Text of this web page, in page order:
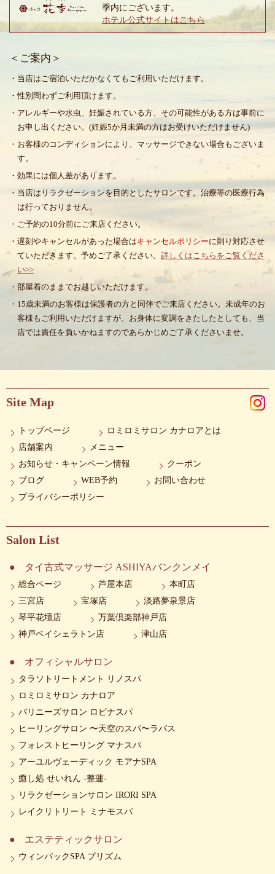
季内にございます。
ホテル公式サイトはこちら
＜ご案内＞
・当店はご宿泊いただかなくてもご利用いただけます。
・性別問わずご利用頂けます。
・アレルギーや水虫、妊娠されている方、その可能性がある方は事前に
お申し出ください。(妊娠5か月未満の方はお受けいただけません)
・お客様のコンディションにより、マッサージできない場合もございま
す。
・効果には個人差があります。
・当店はリラクゼーションを目的としたサロンです。治療等の医療行為
は行っておりません。
・ご予約の10分前にご来店ください。
・遅刻やキャンセルがあった場合はキャンセルポリシーに則り対応させ
ていただきます。予めご了承ください。 詳しくはこちらをご覧くださ
い>>
・部屋着のままでお越しいただけます。
・15歳未満のお客様は保護者の方と同伴でご来店ください。未成年のお
客様もご利用いただけますが、お身体に変調をきたしたとしても、当
店では責任を負いかねますのであらかじめご了承くださいませ。
Site Map
トップページ
ロミロミサロン カナロアとは
店舗案内
メニュー
お知らせ・キャンペーン情報
クーポン
ブログ
WEB予約
お問い合わせ
プライバシーポリシー
Salon List
タイ古式マッサージ ASHIYAバンクンメイ
総合ページ 芦屋本店
本町店
三宮店
宝塚店
淡路夢泉景店
琴平花壇店
万葉倶楽部神戸店
神戸ベイシェラトン店
津山店
オフィシャルサロン
タラソトリートメント リノスパ
ロミロミサロン カナロア
バリニーズサロン ロビナスパ
ヒーリングサロン 〜天空のスパ〜ラパス
フォレストヒーリング マナスパ
アーユルヴェーディック モアナSPA
癒し処 せいれん -整蓮-
リラクゼーションサロン IRORI SPA
レイクリトリート ミナモスパ
エステティックサロン
ウィンバックSPA プリズム